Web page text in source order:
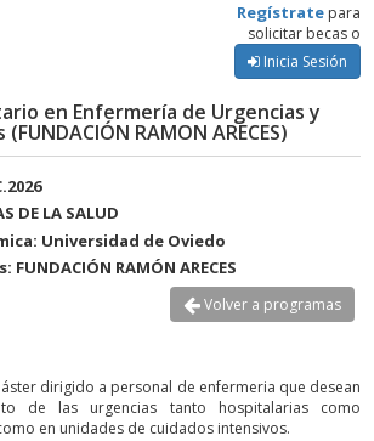
Regístrate para
solicitar becas o
Inicia Sesión
en Enfermería de Urgencias y
RAMON ARECES)
DE LA SALUD
Universidad de Oviedo
RAMÓN ARECES
Volver a programas
dirigido a personal de enfermeria que desean
de las urgencias tanto hospitalarias como
en unidades de cuidados intensivos.